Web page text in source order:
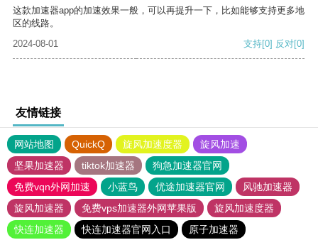
这款加速器app的加速效果一般，可以再提升一下，比如能够支持更多地
区的线路。
2024-08-01
支持[0] 反对[0]
友情链接
网站地图 QuickQ 旋风加速度器
旋风加速
坚果加速器
tiktok加速器
狗急加速器官网
免费vqn外网加速
小蓝鸟 优途加速器官网
风驰加速器
旋风加速器
免费vps加速器外网苹果版
旋风加速度器
快连加速器
快连加速器官网入口
原子加速器